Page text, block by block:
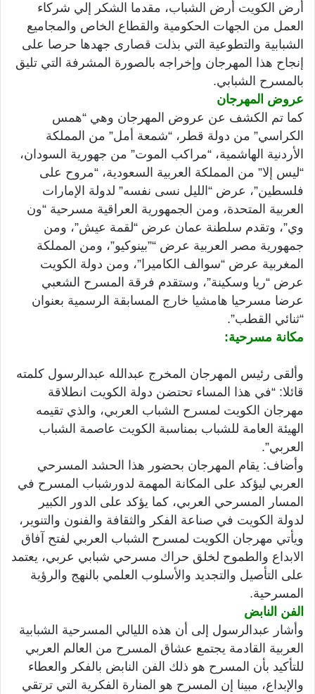
أرض الكويت أرض الشباب، مقدما الشكر إلي شركاء
العمل من الجهات الحكومية والقطاع الخاص والمجاميع
الشبابية والتطوعية التي بذلت قصارى جهدها حرصا على
إنجاح هذا المهرجان وإخراجه بالصورة المشرفة التي تليق
بالمسرح الشبابي.
عروض المهرجان
كما تم الكشف عن عروض المهرجان وهي “همس
الكراسي” من دولة قطر، “شمعة أمل” من المملكة
الأردنية الهاشمية، “مراكب الموت” من جهورية السودان،
“ليس إلا” من المملكة العربية السعودية، “مروح على
فلسطين”، عرض “الليل نسى نفسه” لدولة الإمارات
العربية المتحدة، ومن الجمهورية العراقية مسرحية “ون
وي”، وتقدم سلطنة عمان عرض “لقمة عيش”، ومن
جمهورية مصر العربية عرض “”بينوكيو”، ومن المملكة
المغربية عرض “سوالف الكاميرا”، ومن دولة الكويت
عرض “ريا وسكينة”، وستقدم فرقة المسرح الشعبي
عرضا مسرحيا هامشيا خارج المسابقة الرسمية بعنوان
“ثنائي القطب”.
مكانة مسرحية:
وألقى رئيس المهرجان المخرج عبدالله عبدالرسول كلمته
قائلا: “في هذا المساء تحتضن دولة الكويت انطلاقة
مهرجان الكويت لمسرح الشباب العربي، والذي تقيمه
الهيئة العامة للشباب بمناسبة الكويت عاصمة الشباب
العربي”.
وأضاف: يقام المهرجان بحضور هذا الحشد المسرحي
العربي ليؤكد على المكانة المهمة لدورشباب المسرح في
المسار المسرحي العربي، كما يؤكد على الدور الكبير
لدولة الكويت في صناعة الفكر والثقافة والفنون والتنوير،
ويأتي مهرجان الكويت لمسرح الشباب العربي لفتح آفاق
الابداع والطموح لخلق حراك مسرحي شبابي عربي، يعتمد
على التأصيل والتجديد والأسلوب العلمي بالنهج والرؤية
المسرحية.
الفن النابض
وأشار عبدالرسول إلى أن هذه الليالي المسرحية الشبابية
العربية القادمة يجتمع عشاق المسرح من العالم العربي
للتأكيد بأن المسرح هو ذلك الفن النابض بالفكر والعطاء
والإبداع، مبينا إن المسرح هو المنارة الفكرية التي ترتقي